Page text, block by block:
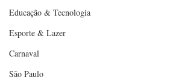
Educação & Tecnologia
Esporte & Lazer
Carnaval
São Paulo